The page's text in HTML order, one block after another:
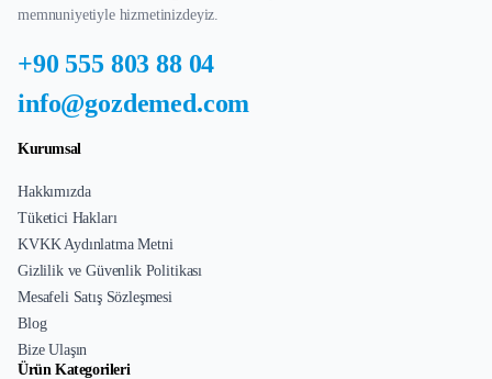
memnuniyetiyle hizmetinizdeyiz.
+90 555 803 88 04
info@gozdemed.com
Kurumsal
Hakkımızda
Tüketici Hakları
KVKK Aydınlatma Metni
Gizlilik ve Güvenlik Politikası
Mesafeli Satış Sözleşmesi
Blog
Bize Ulaşın
Ürün Kategorileri